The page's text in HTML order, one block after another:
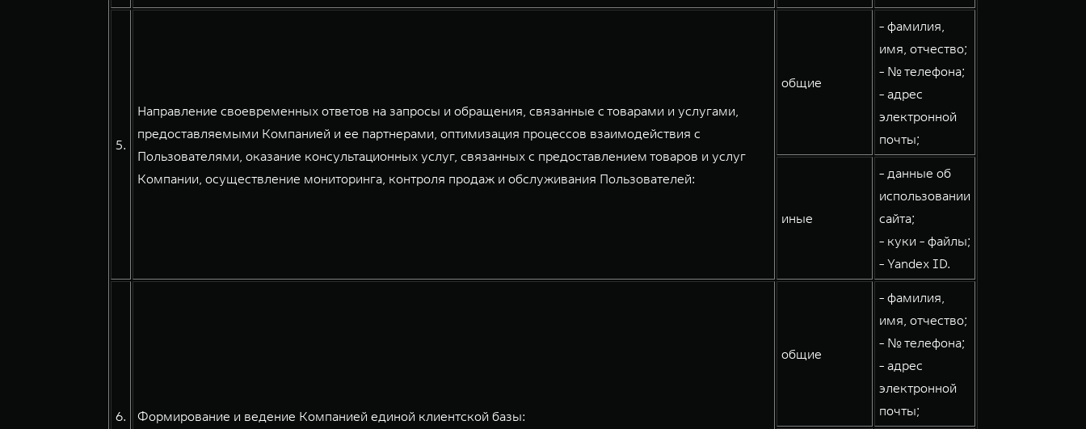
5.
Направление своевременных ответов на запросы и обращения, связанные с товарами и услугами,
предоставляемыми Компанией и ее партнерами, оптимизация процессов взаимодействия с
Пользователями, оказание консультационных услуг, связанных с предоставлением товаров и услуг
Компании, осуществление мониторинга, контроля продаж и обслуживания Пользователей:
общие
- фамилия,
имя, отчество;
- № телефона;
- адрес
электронной
почты;
иные
- данные об
использовании
сайта;
- куки - файлы;
- Yandex ID.
6. Формирование и ведение Компанией единой клиентской базы:
общие
- фамилия,
имя, отчество;
- № телефона;
- адрес
электронной
почты;